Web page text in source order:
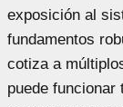
exposición al
fundamentos
cotiza a
puede funcionar